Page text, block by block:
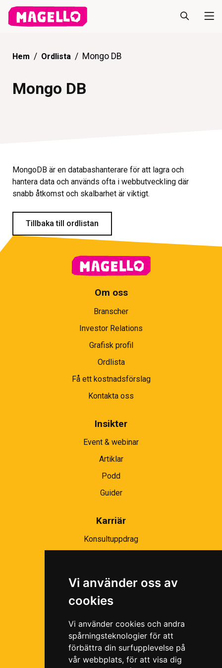
Vi använder oss av
cookies
Vi använder cookies och andra
spårningsteknologier för att
förbättra din surfupplevelse på
vår webbplats, för att visa dig
Hem Ordlista Mongo DB
Mongo DB
MongoDB är en databashanterare för att lagra och
hantera data och används ofta i webbutveckling där
snabb åtkomst och skalbarhet är viktigt.
Tillbaka till ordlistan
Om oss
Branscher
Investor Relations
Grafisk profil
Ordlista
Få ett kostnadsförslag
Kontakta oss
Insikter
Event & webinar
Artiklar
Podd
Guider
Karriär
Konsultuppdrag
Ramavtal